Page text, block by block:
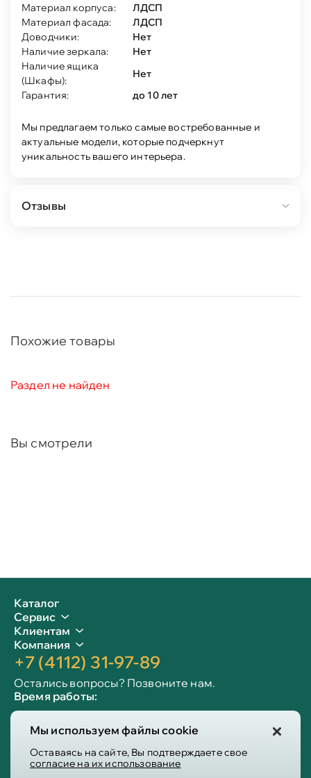
Мы используем файлы cookie
Оставаясь на сайте, Вы подтверждаете свое
согласие на их использование
Материал корпуса:
ЛДСП
Материал фасада:
ЛДСП
Доводчики:
Нет
Наличие зеркала:
Нет
Наличие ящика
(Шкафы):
Нет
Гарантия:
до 10 лет
Мы предлагаем только самые востребованные и
актуальные модели, которые подчеркнут
уникальность вашего интерьера.
Отзывы
Похожие товары
Раздел не найден
Вы смотрели
Каталог
Сервис
Клиентам
Компания
+7 (4112) 31-97-89
Остались вопросы? Позвоните нам.
Время работы:
Сб-вс: 10:00 - 19:00
Info@victoria-mebel.ru